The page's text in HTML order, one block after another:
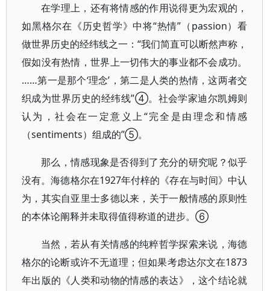
在学理上，还有将情感的作用说得更为宏观的，
如黑格尔在《历史哲学》中将“热情”（passion）看
做世界历史的经纬线之一：“我们简直可以断然声称，
假如没有热情，世界上一切伟大的事业都不会成功。
……第一是那个‘理念’，第二是人类的热情，这两者交
织成为世界历史的经纬线”④。社会学家迪尔凯姆则
认为，社会在一定意义上“完全是由理念和情感
（sentiments）组成的”⑤。
那么，情感现象是否得到了充分的研究呢？似乎
没有。海德格尔在1927年付梓的《存在与时间》中认
为，其实自亚里士多德以来，关于一般情感的原则性
的本体论阐释并未取得值得称道的进步。⑥
当然，若从有关情感的纯粹哲学探索来说，海德
格尔的论断或许不无道理；但如果考虑达尔文在1873
年出版的《人类和动物的情感的表达》，这个结论就